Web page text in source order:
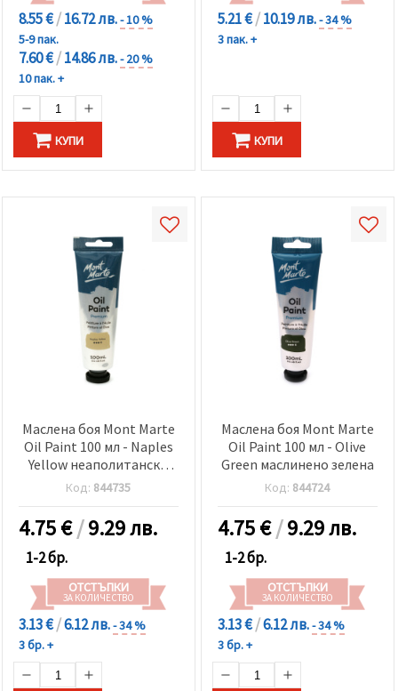
8.55 €/16.72 лв.- 10 %
5-9 пак.
7.60 €/14.86 лв.- 20 %
10 пак. +
КУПИ
5.21 €/10.19 лв.- 34 %
3 пак. +
КУПИ
Маслена боя Mont Marte
Oil Paint 100 мл - Naples
Yellow неаполитанско
жълто
Код: 844735
4.75€/9.29 лв.
1-2 бр.
ОТСТЪПКИ
ЗА КОЛИЧЕСТВО
3.13 €/6.12 лв.- 34 %
3 бр. +
Маслена боя Mont Marte
Oil Paint 100 мл - Olive
Green маслинено зелена
Код: 844724
4.75€/9.29 лв.
1-2 бр.
ОТСТЪПКИ
ЗА КОЛИЧЕСТВО
3.13 €/6.12 лв.- 34 %
3 бр. +